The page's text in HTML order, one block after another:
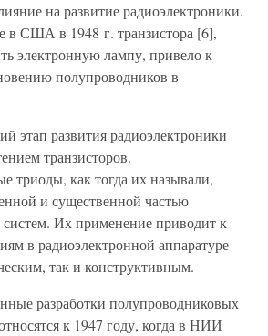
на развитие радиоэлектроники.
в США в 1948 г. транзистора [6],
электронную лампу, привело к
полупроводников в
этап развития радиоэлектроники
транзисторов.
триоды, как тогда их называли,
и существенной частью
Их применение приводит к
в радиоэлектронной аппаратуре
так и конструктивным.
разработки полупроводниковых
к 1947 году, когда в НИИ